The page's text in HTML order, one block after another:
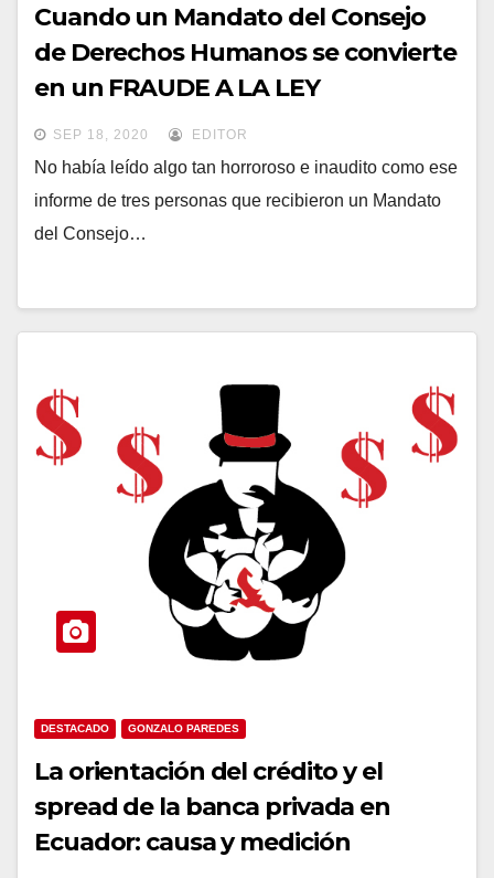
Cuando un Mandato del Consejo
de Derechos Humanos se convierte
en un FRAUDE A LA LEY
INTERNACIONAL y sus autores en
reos del delito de PERJURIO
SEP 18, 2020 EDITOR
No había leído algo tan horroroso e inaudito como ese
informe de tres personas que recibieron un Mandato
del Consejo…
DESTACADO GONZALO PAREDES
La orientación del crédito y el
spread de la banca privada en
Ecuador: causa y medición